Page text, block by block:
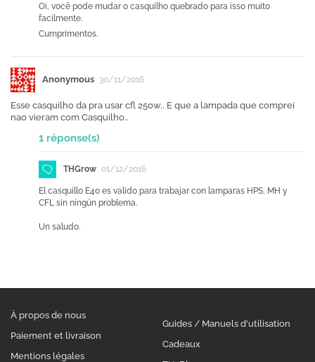
Oi, você pode mudar o casquilho quebrado para isso muito
facilmente.
Cumprimentos.
Anonymous 30/11/2016
Esse casquilho da pra usar cfl 250w.. E que a lampada que comprei
nao vieram com Casquilho..
1 réponse(s)
THGrow 01/12/2016
El casquillo E40 es valido para trabajar con lamparas HPS, MH y
CFL sin ningún problema.
Un saludo.
À propos de nous
Paiement et livraison
Mentions légales
Guides / Manuels d'utilisation
Cadeaux